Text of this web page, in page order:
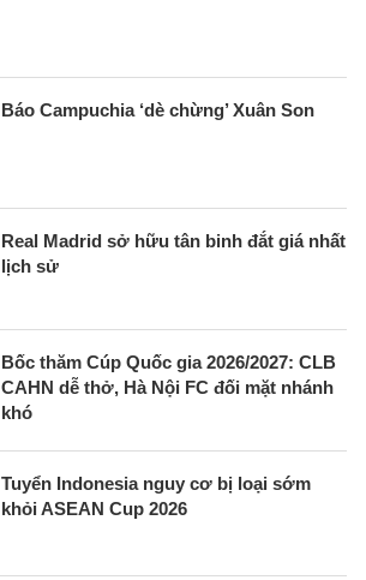
Báo Campuchia ‘dè chừng’ Xuân Son
Real Madrid sở hữu tân binh đắt giá nhất
lịch sử
Bốc thăm Cúp Quốc gia 2026/2027: CLB
CAHN dễ thở, Hà Nội FC đối mặt nhánh
khó
Tuyển Indonesia nguy cơ bị loại sớm
khỏi ASEAN Cup 2026